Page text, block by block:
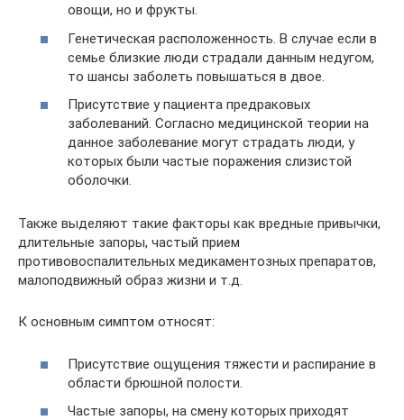
овощи, но и фрукты.
Генетическая расположенность. В случае если в
семье близкие люди страдали данным недугом,
то шансы заболеть повышаться в двое.
Присутствие у пациента предраковых
заболеваний. Согласно медицинской теории на
данное заболевание могут страдать люди, у
которых были частые поражения слизистой
оболочки.
Также выделяют такие факторы как вредные привычки,
длительные запоры, частый прием
противовоспалительных медикаментозных препаратов,
малоподвижный образ жизни и т.д.
К основным симптом относят:
Присутствие ощущения тяжести и распирание в
области брюшной полости.
Частые запоры, на смену которых приходят